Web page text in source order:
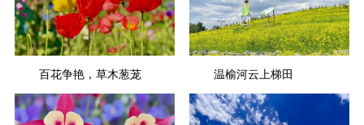
百花争艳，草木葱茏 温榆河云上梯田